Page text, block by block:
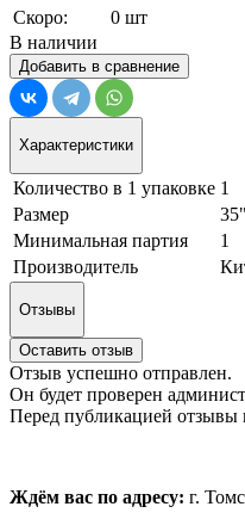
Скоро:
0 шт
В наличии
Добавить в сравнение
Характеристики
Количество в 1 упаковке 1
Размер
Минимальная партия
1
Производитель
Отзывы
Оставить отзыв
Отзыв успешно отправлен.
Он будет проверен
Перед публикацией отзывы
Ждём вас по адресу: г.